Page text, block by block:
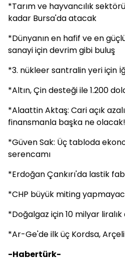
*Tarım ve hayvancılık
kadar Bursa'da atacak
*Dünyanın en hafif ve en
sanayi için devrim gibi buluş
*3. nükleer santralin yeri için
*Altın, Çin desteği ile 1.200
*Alaattin Aktaş: Cari açık
finansmanla başka ne olacak!
*Güven Sak: Üç tabloda
serencamı
*Erdoğan Çankırı'da lastik
*CHP büyük miting
*Doğalgaz için 10 milyar
*Ar-Ge'de ilk üç Kordsa,
-Habertürk-